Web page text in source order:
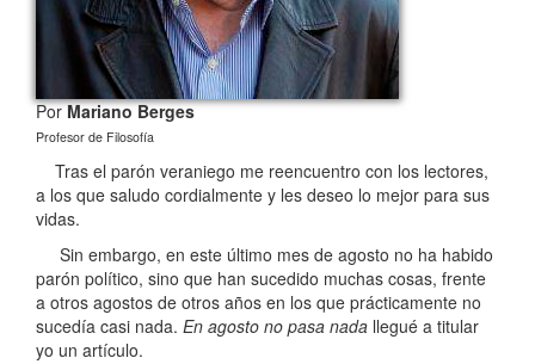
PorMariano Berges
Profesor de Filosofía
Tras el parón veraniego me reencuentro con los lectores,
a los que saludo cordialmente y les deseo lo mejor para sus
vidas.
Sin embargo, en este último mes de agosto no ha habido
parón político, sino que han sucedido muchas cosas, frente
a otros agostos de otros años en los que prácticamente no
sucedía casi nada. En agosto no pasa nada llegué a titular
yo un artículo.